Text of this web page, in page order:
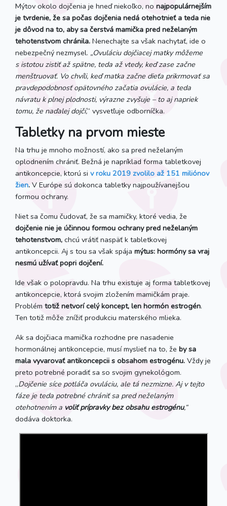
Mýtov okolo dojčenia je hneď niekoľko, no najpopulárnejším
je tvrdenie, že sa počas dojčenia nedá otehotnieť a teda nie
je dôvod na to, aby sa čerstvá mamička pred neželaným
tehotenstvom chránila. Nenechajte sa však nachytať, ide o
nebezpečný nezmysel. „Ovuláciu dojčiacej matky môžeme
s istotou zistiť až spätne, teda až vtedy, keď zase začne
menštruovať. Vo chvíli, keď matka začne dieťa prikrmovať sa
pravdepodobnosť opätovného začatia ovulácie, a teda
návratu k plnej plodnosti, výrazne zvyšuje – to aj napriek
tomu, že naďalej dojčí,“ vysvetľuje odborníčka.
Tabletky na prvom mieste
Na trhu je mnoho možností, ako sa pred neželaným
oplodnením chrániť. Bežná je napríklad forma tabletkovej
antikoncepcie, ktorú si v roku 2019 zvolilo až 151 miliónov
žien. V Európe sú dokonca tabletky najpoužívanejšou
formou ochrany.
Niet sa čomu čudovať, že sa mamičky, ktoré vedia, že
dojčenie nie je účinnou formou ochrany pred neželaným
tehotenstvom, chcú vrátiť naspäť k tabletkovej
antikoncepcii. Aj s tou sa však spája mýtus: hormóny sa vraj
nesmú užívať popri dojčení.
Ide však o polopravdu. Na trhu existuje aj forma tabletkovej
antikoncepcie, ktorá svojim zložením mamičkám praje.
Problém totiž netvorí celý koncept, len hormón estrogén.
Ten totiž môže znížiť produkciu materského mlieka.
Ak sa dojčiaca mamička rozhodne pre nasadenie
hormonálnej antikoncepcie, musí myslieť na to, že by sa
mala vyvarovať antikoncepcii s obsahom estrogénu. Vždy je
preto potrebné poradiť sa so svojim gynekológom.
„Dojčenie síce potláča ovuláciu, ale tá nezmizne. Aj v tejto
fáze je teda potrebné chrániť sa pred neželaným
otehotnením a voliť prípravky bez obsahu estrogénu,“
dodáva doktorka.